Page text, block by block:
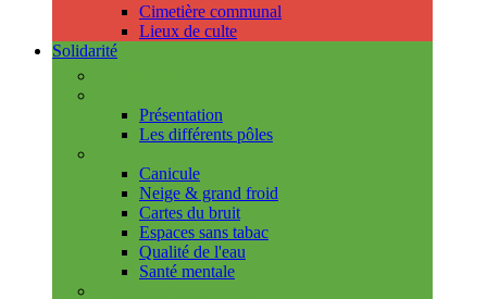
Cimetière communal
Lieux de culte
Solidarité
Présentation
Les différents pôles
Canicule
Neige & grand froid
Cartes du bruit
Espaces sans tabac
Qualité de l'eau
Santé mentale